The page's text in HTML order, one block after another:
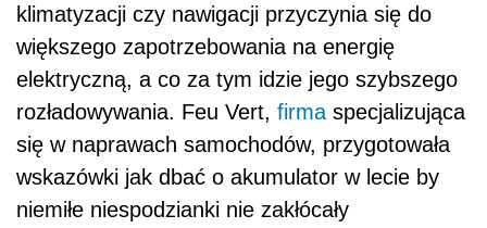
klimatyzacji czy nawigacji przyczynia się do
większego zapotrzebowania na energię
elektryczną, a co za tym idzie jego szybszego
rozładowywania. Feu Vert, firma specjalizująca
się w naprawach samochodów, przygotowała
wskazówki jak dbać o akumulator w lecie by
niemiłe niespodzianki nie zakłócały